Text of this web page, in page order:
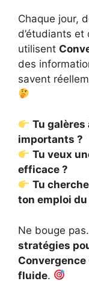
Chaque jour,
d’étudiants
utilisent
des
savent
Tu
importants ?
Tu veux
efficace ?
Tu
ton emploi
Ne bouge
stratégies
fluide.